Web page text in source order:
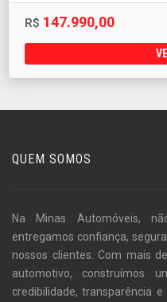
R$ 147.990,00
QUEM SOMOS
Na Minas Automóveis,
entregamos confiança,
nossos clientes. Com mais
automotivo, construímos
credibilidade, transparência